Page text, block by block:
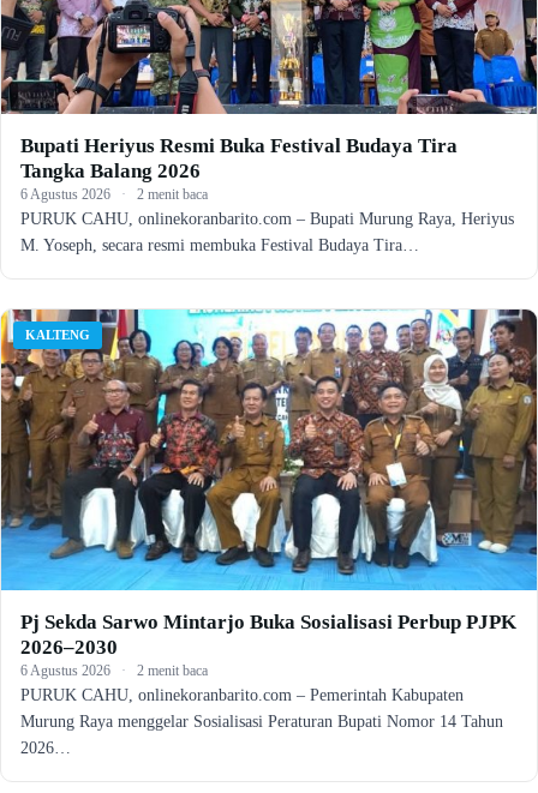
Bupati Heriyus Resmi Buka Festival Budaya Tira
Tangka Balang 2026
6 Agustus 2026 · 2 menit baca
PURUK CAHU, onlinekoranbarito.com – Bupati Murung Raya, Heriyus
M. Yoseph, secara resmi membuka Festival Budaya Tira…
KALTENG
Pj Sekda Sarwo Mintarjo Buka Sosialisasi Perbup PJPK
2026–2030
6 Agustus 2026 · 2 menit baca
PURUK CAHU, onlinekoranbarito.com – Pemerintah Kabupaten
Murung Raya menggelar Sosialisasi Peraturan Bupati Nomor 14 Tahun
2026…